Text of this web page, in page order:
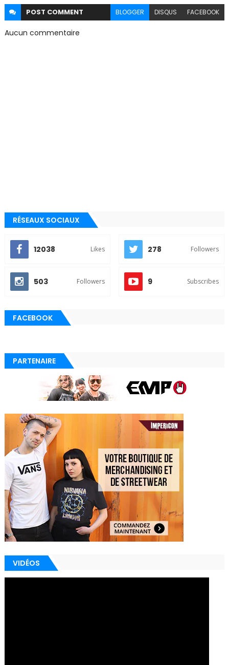
POST COMMENT BLOGGER DISQUS FACEBOOK
Aucun commentaire
RÉSEAUX SOCIAUX
12038 Likes 278 Followers
503 Followers 9 Subscribes
FACEBOOK
PARTENAIRE
VIDÉOS